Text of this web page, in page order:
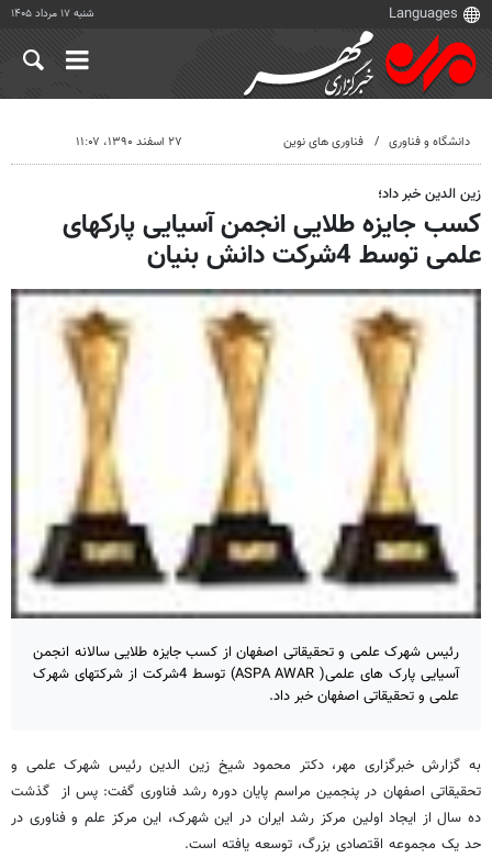
شنبه ۱۷ مرداد ۱۴۰۵
دانشگاه و فناوری فناوری های نوین ۲۷ اسفند ۱۳۹۰، ۱۱:۰۷
زین الدین خبر داد؛
کسب جایزه طلایی انجمن آسیایی پارکهای
علمی توسط 4شرکت دانش بنیان
رئیس شهرک علمی و تحقیقاتی اصفهان از کسب جایزه طلایی سالانه انجمن
آسیایی پارک های علمی( AWAR‏ ASPA‏) توسط 4شرکت از شرکتهای شهرک
علمی و تحقیقاتی اصفهان خبر داد.
به گزارش خبرگزاری مهر، دکتر محمود شیخ زین الدین رئیس شهرک علمی و
تحقیقاتی اصفهان در پنجمین مراسم پایان دوره رشد فناوری گفت: پس از گذشت
ده سال از ایجاد اولین مرکز رشد ایران در این شهرک، این مرکز علم و فناوری در
حد یک مجموعه اقتصادی بزرگ، توسعه یافته است.